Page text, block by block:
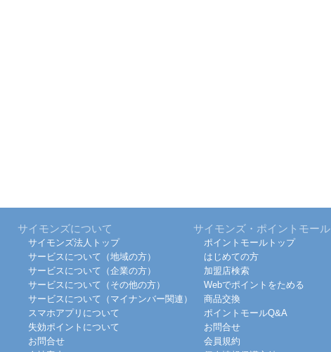
サイモンズについて
サイモンズ法人トップ
サービスについて（地域の方）
サービスについて（企業の方）
サービスについて（その他の方）
サービスについて（マイナンバー関連）
スマホアプリについて
失効ポイントについて
お問合せ
サイモンズ・ポイントモール
ポイントモールトップ
はじめての方
加盟店検索
Webでポイントをためる
商品交換
ポイントモールQ&A
お問合せ
会員規約